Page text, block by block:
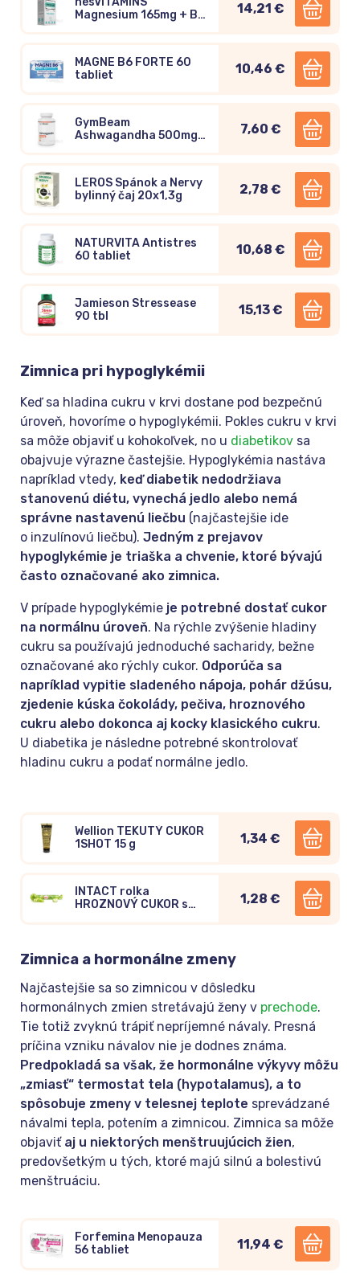
Magnesium 165mg + B6
14,21 €
MAGNE B6 FORTE 60
tabliet
10,46 €
GymBeam
Ashwagandha 500mg
7,60 €
LEROS Spánok a Nervy
bylinný čaj 20x1,3g
2,78 €
NATURVITA Antistres
60 tabliet
10,68 €
Jamieson Stressease
90 tbl
15,13 €
Zimnica pri hypoglykémii
Keď sa hladina cukru v krvi dostane pod bezpečnú
úroveň, hovoríme o hypoglykémii. Pokles cukru v krvi
sa môže objaviť u kohokoľvek, no u diabetikov sa
obajvuje výrazne častejšie. Hypoglykémia nastáva
napríklad vtedy, keď diabetik nedodržiava
stanovenú diétu, vynechá jedlo alebo nemá
správne nastavenú liečbu (najčastejšie ide
o inzulínovú liečbu). Jedným z prejavov
hypoglykémie je triaška a chvenie, ktoré bývajú
často označované ako zimnica.
V prípade hypoglykémie je potrebné dostať cukor
na normálnu úroveň. Na rýchle zvýšenie hladiny
cukru sa používajú jednoduché sacharidy, bežne
označované ako rýchly cukor. Odporúča sa
napríklad vypitie sladeného nápoja, pohár džúsu,
zjedenie kúska čokolády, pečiva, hroznového
cukru alebo dokonca aj kocky klasického cukru.
U diabetika je následne potrebné skontrolovať
hladinu cukru a podať normálne jedlo.
Wellion TEKUTÝ CUKOR
1SHOT 15 g
1,34 €
INTACT rolka
HROZNOVÝ CUKOR s
1,28 €
Zimnica a hormonálne zmeny
Najčastejšie sa so zimnicou v dôsledku
hormonálnych zmien stretávajú ženy v prechode.
Tie totiž zvyknú trápiť nepríjemné návaly. Presná
príčina vzniku návalov nie je dodnes známa.
Predpokladá sa však, že hormonálne výkyvy môžu
„zmiasť“ termostat tela (hypotalamus), a to
spôsobuje zmeny v telesnej teplote sprevádzané
návalmi tepla, potením a zimnicou. Zimnica sa môže
objaviť aj u niektorých menštruujúcich žien,
predovšetkým u tých, ktoré majú silnú a bolestivú
menštruáciu.
Forfemina Menopauza
56 tabliet
11,94 €